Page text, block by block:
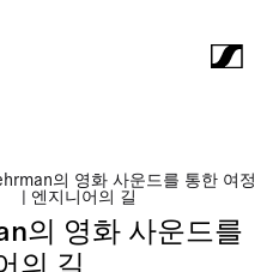
의 영화 사운드를 통한 여정
| 엔지니어의 길
의 영화 사운드를